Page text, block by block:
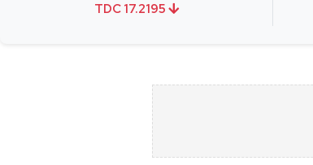
TDC 17.2195